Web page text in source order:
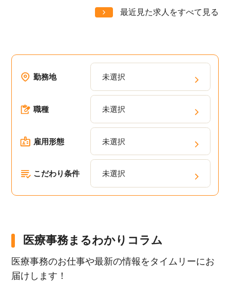
最近見た求人をすべて見る
勤務地 未選択
職種 未選択
雇用形態 未選択
こだわり条件 未選択
医療事務まるわかりコラム
医療事務のお仕事や最新の情報をタイムリーにお
届けします！